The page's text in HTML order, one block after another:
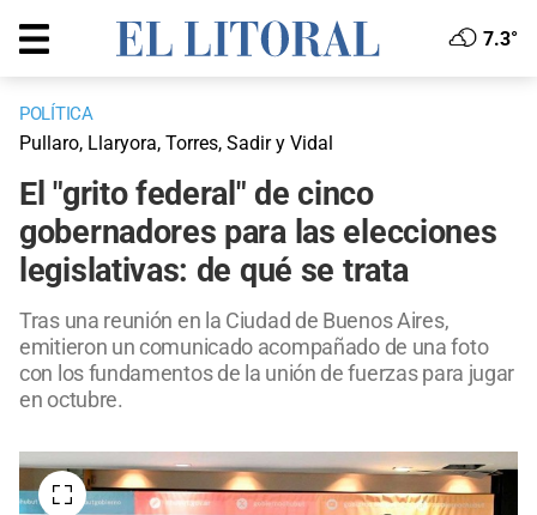
7.3°
POLÍTICA
Pullaro, Llaryora, Torres, Sadir y Vidal
El "grito federal" de cinco
gobernadores para las elecciones
legislativas: de qué se trata
Tras una reunión en la Ciudad de Buenos Aires,
emitieron un comunicado acompañado de una foto
con los fundamentos de la unión de fuerzas para jugar
en octubre.